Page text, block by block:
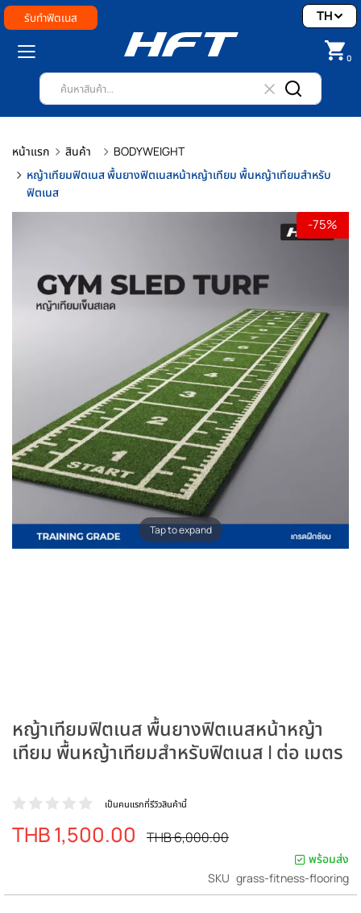
รับทำฟิตเนส
0
TH
หน้าแรก สินค้า
BODYWEIGHT
หญ้าเทียมฟิตเนส พื้นยางฟิตเนสหน้าหญ้าเทียม พื้นหญ้าเทียมสำหรับ
ฟิตเนส
Tap to expand
-75%
หญ้าเทียมฟิตเนส พื้นยางฟิตเนสหน้าหญ้า
เทียม พื้นหญ้าเทียมสำหรับฟิตเนส | ต่อ เมตร
เป็นคนแรกที่รีวิวสินค้านี้
ราคา
THB 1,500.00
ราคา
THB 6,000.00
พร้อมส่ง
SKU grass-fitness-flooring